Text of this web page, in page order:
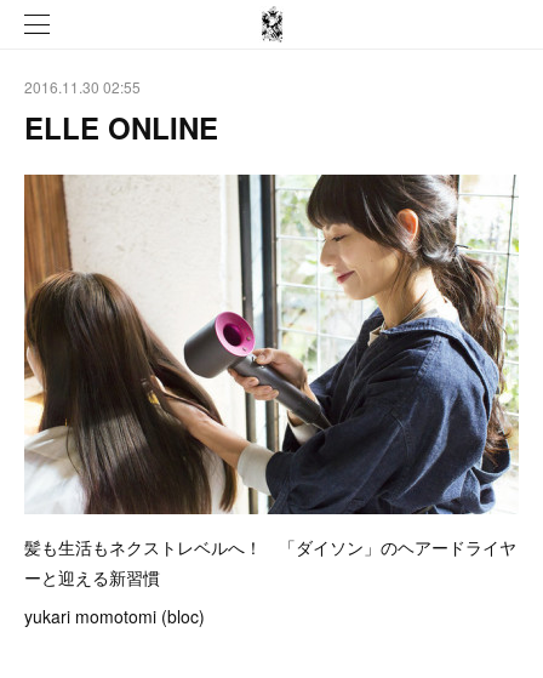
2016.11.30 02:55
ELLE ONLINE
髪も生活もネクストレベルへ！ 「ダイソン」のヘアードライヤ
ーと迎える新習慣
yukari momotomi (bloc)